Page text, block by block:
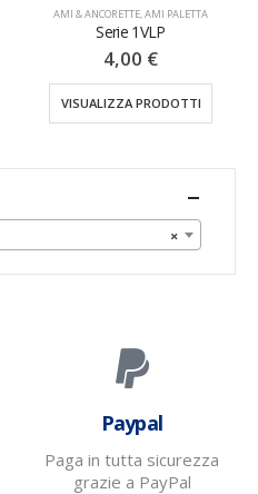
AMI & ANCORETTE,AMI PALETTA
Serie 1VLP
4,00 €
VISUALIZZA PRODOTTI
×
Paypal
Paga in tutta sicurezza
grazie a PayPal